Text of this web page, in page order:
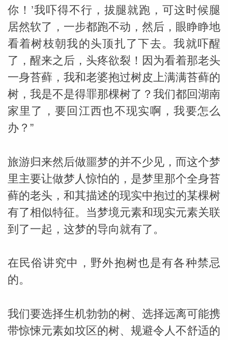
网
你！’我吓得不行，拔腿就跑，可这时候腿
居然软了，一步都跑不动，然后，眼睁睁地
看着树枝朝我的头顶扎了下去。我就吓醒
了，醒来之后，头疼欲裂！因为看着那老头
一身苔藓，我和老婆抱过树皮上满满苔藓的
树，我是不是得罪那棵树了？我们都回湖南
家里了，要回江西也不现实啊，我要怎么
办？”
旅游归来然后做噩梦的并不少见，而这个梦
里主要让做梦人惊怕的，是梦里那个全身苔
藓的老头，和其描述的现实中抱过的某棵树
有了相似特征。当梦境元素和现实元素关联
到了一起，这梦的导向就有了。
在民俗讲究中，野外抱树也是有各种禁忌
的。
我们要选择生机勃勃的树、选择远离可能携
带惊悚元素如坟区的树、规避令人不舒适的